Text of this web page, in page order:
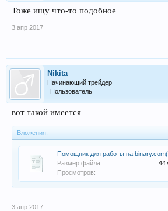
Тоже ищу что-то подобное
3 апр 2017
Nikita
Начинающий трейдер
Пользователь
вот такой имеется
Вложения:
Размер файла:
Просмотров:
3 апр 2017